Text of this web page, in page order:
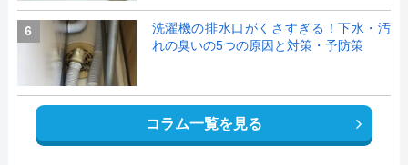
6
洗濯機の排水口がくさすぎる！下水・汚
れの臭いの5つの原因と対策・予防策
コラム一覧を見る